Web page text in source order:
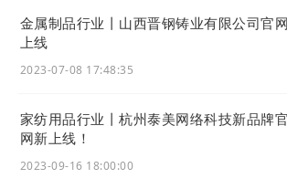
力，互联网作为第四次工业革命的“
将驱动整个经济社会的转型升级
化”，通过产业互联网化，释放数字
业，新业态、新模式。
数字经济，也将成四次工业革命后的
金属制品行业丨山西晋钢铸业有限公司官网
上线
2023-07-08 17:48:35
家纺用品行业丨杭州泰美网络科技新品牌官
网新上线！
2023-09-16 18:00:00